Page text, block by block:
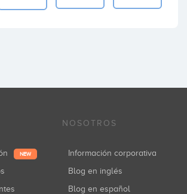
NEW
NOSOTROS
Información corporativa
Blog en inglés
Blog en español